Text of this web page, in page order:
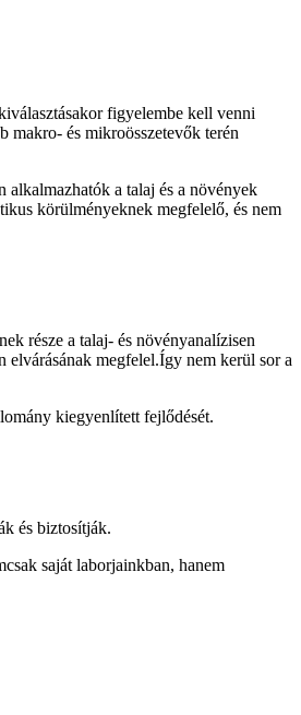
figyelembe kell venni
makro- és mikroösszetevők terén
alkalmazhatók a talaj és a növények
körülményeknek megfelelő, és nem
része a talaj- és növényanalízisen
elvárásának megfelel.Így nem kerül sor a
kiegyenlített fejlődését.
és biztosítják.
saját laborjainkban, hanem